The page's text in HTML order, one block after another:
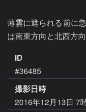
薄雲に遮られる前に
は南東方向と北西方
ID
#36485
撮影日時
2016年12月13日 7